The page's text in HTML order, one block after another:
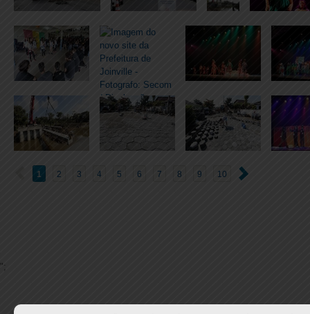
1 2 3 4 5 6 7 8 9 10
";